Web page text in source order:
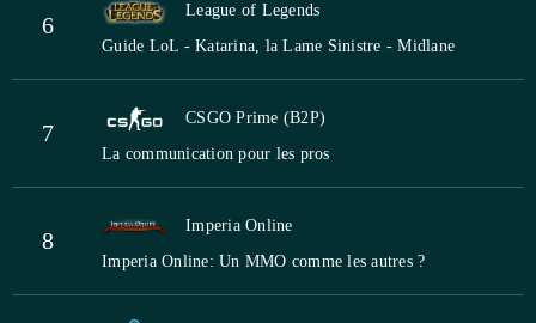
6
League of Legends
Guide LoL - Katarina, la Lame Sinistre - Midlane
7
CSGO Prime (B2P)
La communication pour les pros
8
Imperia Online
Imperia Online: Un MMO comme les autres ?